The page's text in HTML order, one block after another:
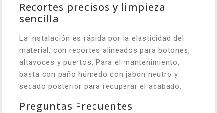
Recortes precisos y limpieza
sencilla
La instalación es rápida por la elasticidad del
material, con recortes alineados para botones,
altavoces y puertos. Para el mantenimiento,
basta con paño húmedo con jabón neutro y
secado posterior para recuperar el acabado.
Preguntas Frecuentes